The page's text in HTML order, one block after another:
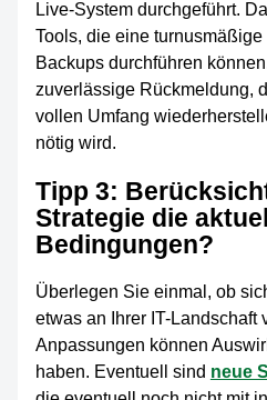
Live-System durchgeführt.
Tools, die eine
Backups durchführen
zuverlässige Rückmeldung,
vollen Umfang
nötig wird.
Tipp 3:
Strategie die
Bedingungen?
Überlegen Sie einmal, ob
etwas an Ihrer IT-Landschaft
Anpassungen können
haben. Eventuell sind neue